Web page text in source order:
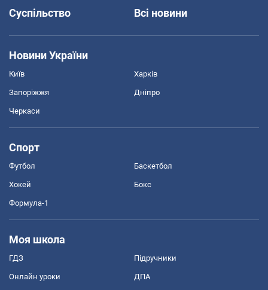
Суспільство
Всі новини
Новини України
Київ Харків
Запоріжжя Дніпро
Черкаси
Спорт
Футбол Баскетбол
Хокей Бокс
Формула-1
Моя школа
ГДЗ Підручники
Онлайн уроки ДПА